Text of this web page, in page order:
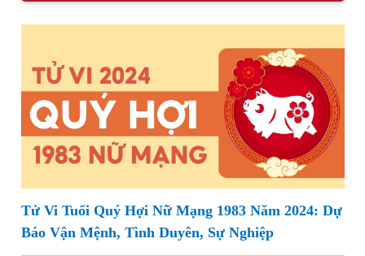
Tử Vi Tuổi Quý Hợi Nữ Mạng 1983 Năm 2024: Dự
Báo Vận Mệnh, Tình Duyên, Sự Nghiệp